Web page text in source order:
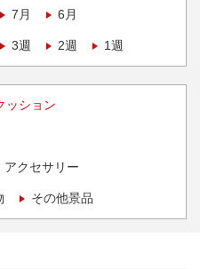
7月 6月
3週 2週 1週
ッション
アクセサリー
その他景品